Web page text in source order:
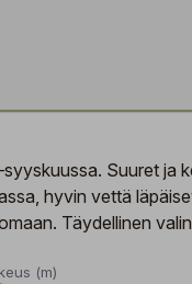
Suuret ja
hyvin vettä
Täydellinen
(m)